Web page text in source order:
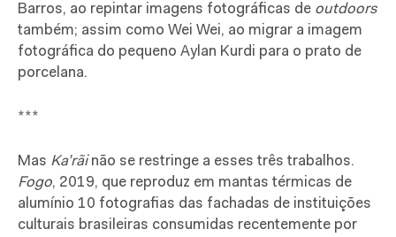
Barros, ao repintar imagens fotográficas de outdoors
também; assim como Wei Wei, ao migrar a imagem
fotográfica do pequeno Aylan Kurdi para o prato de
porcelana.
***
Mas Ka’rãinão se restringe a esses três trabalhos.
Fogo, 2019, que reproduz em mantas térmicas de
alumínio 10 fotografias das fachadas de instituições
culturais brasileiras consumidas recentemente por